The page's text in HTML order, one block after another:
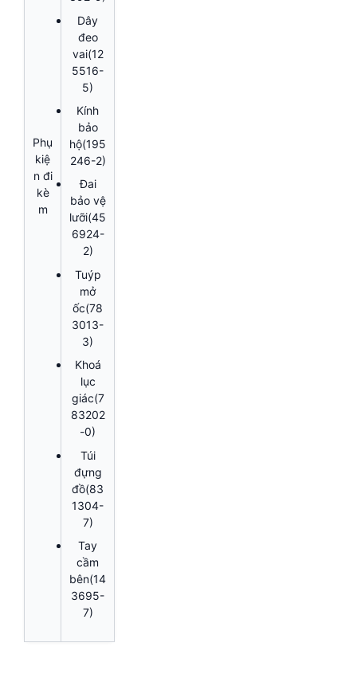
Phụ
kiệ
n đi
kè
m
Dây
đeo
vai(12
5516-
5)
Kính
bảo
hộ(195
246-2)
Đai
bảo vệ
lưỡi(45
6924-
2)
Tuýp
mở
ốc(78
3013-
3)
Khoá
lục
giác(7
83202
-0)
Túi
đựng
đồ(83
1304-
7)
Tay
cầm
bên(14
3695-
7)